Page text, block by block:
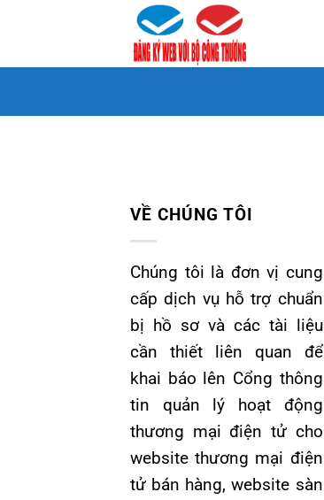
nội
VỀ CHÚNG TÔI
Chúng tôi là đơn vị cung
cấp dịch vụ hỗ trợ chuẩn
bị hồ sơ và các tài liệu
cần thiết liên quan để
khai báo lên Cổng thông
tin quản lý hoạt động
thương mại điện tử cho
website thương mại điện
tử bán hàng, website sàn
tục chấm dứt đăng ký
mại điện tử trung gian